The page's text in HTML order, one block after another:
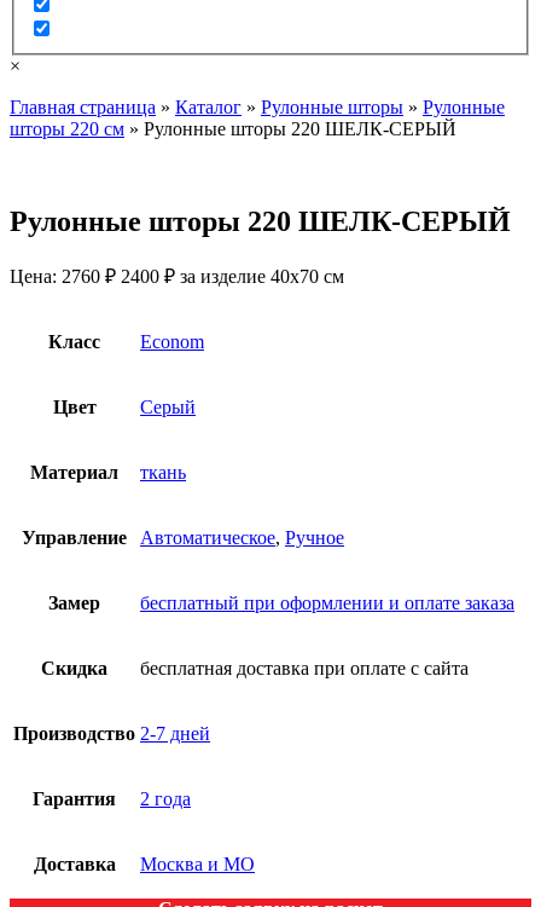
×
Главная страница » Каталог » Рулонные шторы » Рулонные
шторы 220 см » Рулонные шторы 220 ШЕЛК-СЕРЫЙ
Рулонные шторы 220 ШЕЛК-СЕРЫЙ
Цена: 2760 ₽ 2400 ₽ за изделие 40х70 см
Класс Econom
Цвет Серый
Материал ткань
Управление Автоматическое, Ручное
Замер бесплатный при оформлении и оплате заказа
Скидка бесплатная доставка при оплате с сайта
Производство 2-7 дней
Гарантия 2 года
Доставка Москва и МО